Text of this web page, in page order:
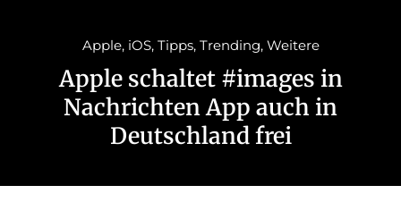
Apple, iOS, Tipps, Trending, Weitere
Apple schaltet #images in
Nachrichten App auch in
Deutschland frei